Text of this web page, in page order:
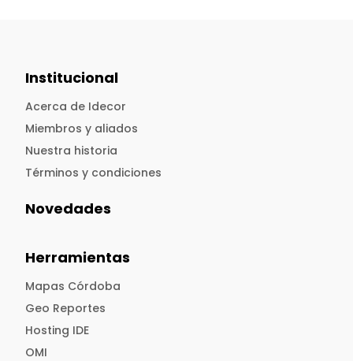
Institucional
Acerca de Idecor
Miembros y aliados
Nuestra historia
Términos y condiciones
Novedades
Herramientas
Mapas Córdoba
Geo Reportes
Hosting IDE
OMI